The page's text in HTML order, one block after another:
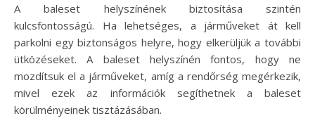
A baleset helyszínének biztosítása szintén
kulcsfontosságú. Ha lehetséges, a járműveket át kell
parkolni egy biztonságos helyre, hogy elkerüljük a további
ütközéseket. A baleset helyszínén fontos, hogy ne
mozdítsuk el a járműveket, amíg a rendőrség megérkezik,
mivel ezek az információk segíthetnek a baleset
körülményeinek tisztázásában.